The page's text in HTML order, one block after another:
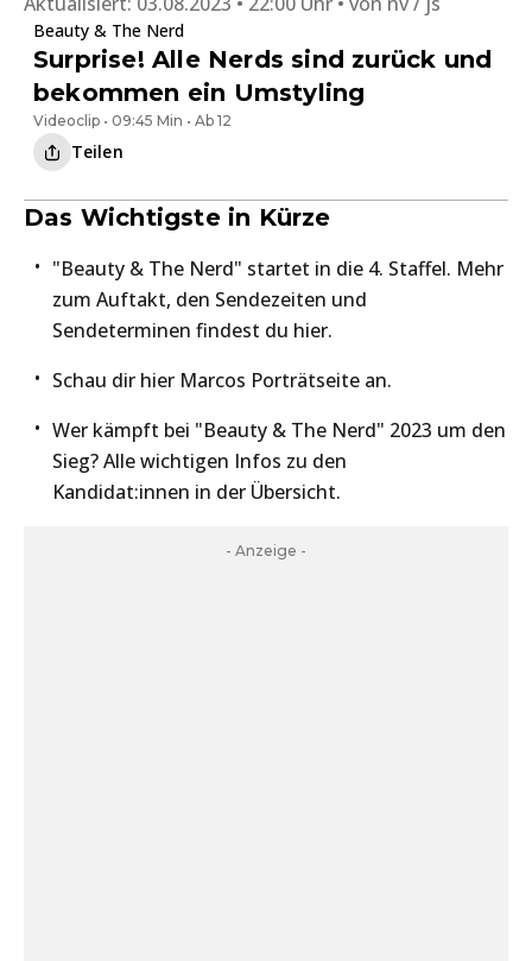
Beauty & The Nerd
Surprise! Alle Nerds sind zurück und
bekommen ein Umstyling
Videoclip • 09:45 Min • Ab 12
Teilen
Das Wichtigste in Kürze
"Beauty & The Nerd" startet in die 4. Staffel. Mehr
zum Auftakt, den Sendezeiten und
Sendeterminen findest du hier.
Schau dir hier Marcos Porträtseite an.
Wer kämpft bei "Beauty & The Nerd" 2023 um den
Sieg? Alle wichtigen Infos zu den
Kandidat:innen in der Übersicht.
- Anzeige -